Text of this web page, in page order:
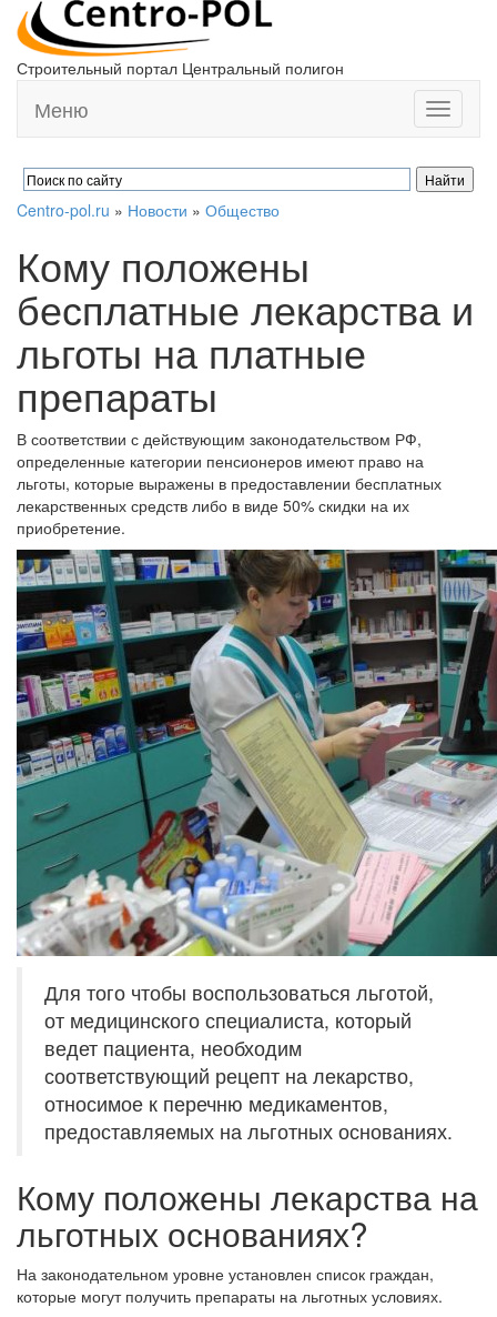
Строительный портал Центральный полигон
Toggle
Меню
Centro-pol.ru » Новости » Общество
Кому положены
бесплатные лекарства и
льготы на платные
препараты
В соответствии с действующим законодательством РФ,
определенные категории пенсионеров имеют право на
льготы, которые выражены в предоставлении бесплатных
лекарственных средств либо в виде 50% скидки на их
приобретение.
Для того чтобы воспользоваться льготой,
от медицинского специалиста, который
ведет пациента, необходим
соответствующий рецепт на лекарство,
относимое к перечню медикаментов,
предоставляемых на льготных основаниях.
Кому положены лекарства на
льготных основаниях?
На законодательном уровне установлен список граждан,
которые могут получить препараты на льготных условиях.